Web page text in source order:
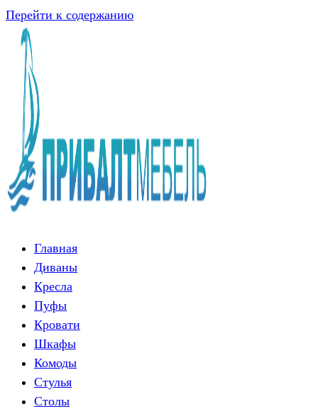
Перейти к содержанию
Главная
Диваны
Кресла
Пуфы
Кровати
Шкафы
Комоды
Стулья
Столы